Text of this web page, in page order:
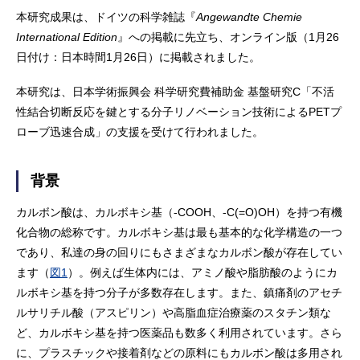
本研究成果は、ドイツの科学雑誌『Angewandte Chemie
International Edition』への掲載に先立ち、オンライン版（1月26
日付け：日本時間1月26日）に掲載されました。
本研究は、日本学術振興会 科学研究費補助金 基盤研究C「不活
性結合切断反応を鍵とする分子リノベーション技術によるPETプ
ローブ迅速合成」の支援を受けて行われました。
背景
カルボン酸は、カルボキシ基（-COOH、-C(=O)OH）を持つ有機
化合物の総称です。カルボキシ基は最も基本的な化学構造の一つ
であり、私達の身の回りにもさまざまなカルボン酸が存在してい
ます（図1 ）。例えば生体内には、アミノ酸や脂肪酸のようにカ
ルボキシ基を持つ分子が多数存在します。また、鎮痛剤のアセチ
ルサリチル酸（アスピリン）や高脂血症治療薬のスタチン類な
ど、カルボキシ基を持つ医薬品も数多く利用されています。さら
に、プラスチックや接着剤などの原料にもカルボン酸は多用され